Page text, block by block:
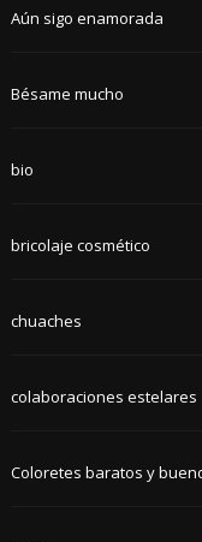
Aún sigo enamorada
Bésame mucho
bio
bricolaje cosmético
chuaches
colaboraciones estelares
Coloretes baratos y